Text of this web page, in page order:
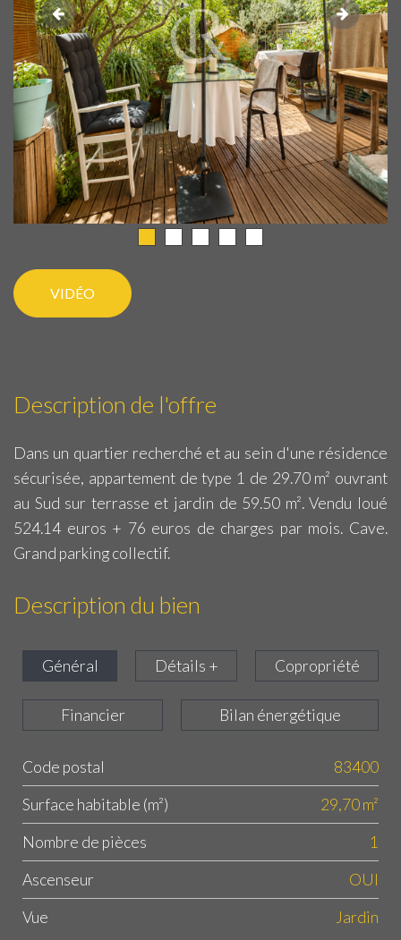
VIDÉO
Description de l'offre
Dans un quartier recherché et au sein d'une résidence
sécurisée, appartement de type 1 de 29.70 m² ouvrant
au Sud sur terrasse et jardin de 59.50 m². Vendu loué
524.14 euros + 76 euros de charges par mois. Cave.
Grand parking collectif.
Description du bien
Général Détails + Copropriété
Financier Bilan énergétique
Label Value
Code postal
83400
Surface habitable (m²)
29,70 m²
Nombre de pièces
1
Ascenseur
OUI
Vue
Jardin